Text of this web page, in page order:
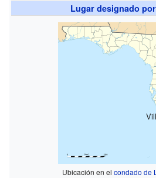
Lugar designado
Ubicación en elcondado de